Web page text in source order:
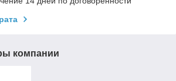
компании